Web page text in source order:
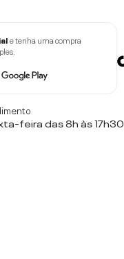
e tenha uma compra
feira das 8h às 17h30